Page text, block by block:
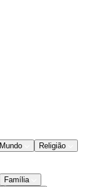
Mundo
Religião
Família